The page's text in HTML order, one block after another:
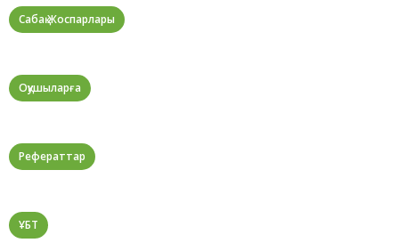
Сабақ Жоспарлары
Оқушыларға
Рефераттар
ҰБТ